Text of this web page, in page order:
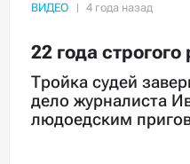
ВИДЕО
22 года
Тройка судей
дело журналиста
людоедским